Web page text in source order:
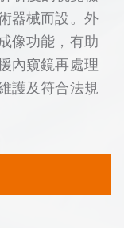
器械而設。外
像功能，有助
內窺鏡再處理
護及符合法規